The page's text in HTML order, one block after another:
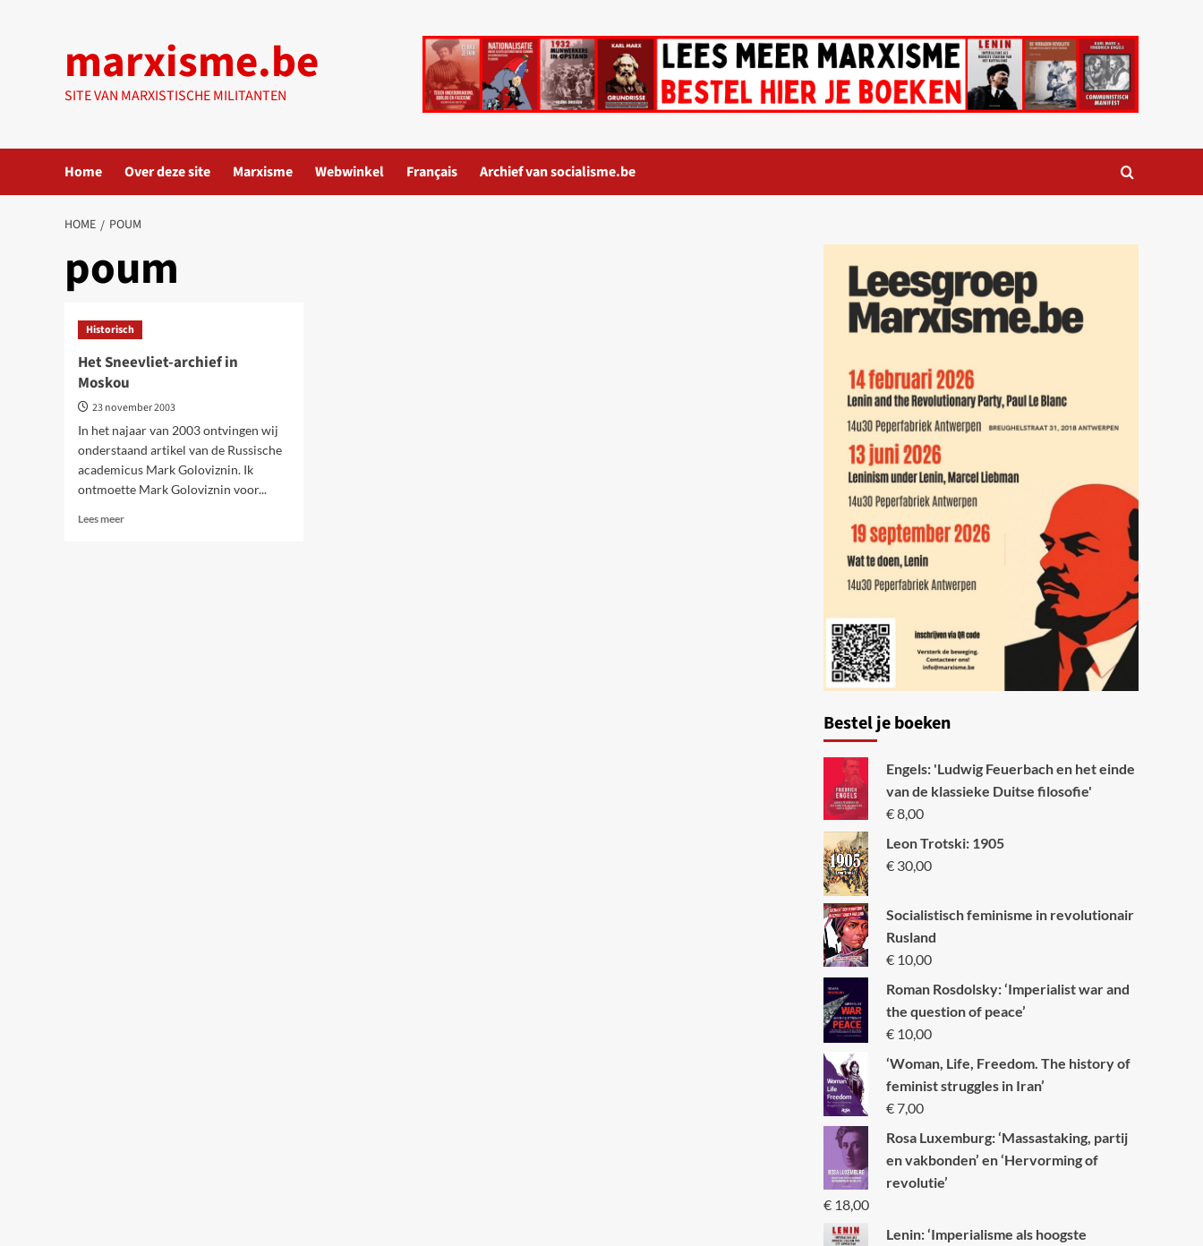
marxisme.be
SITE VAN MARXISTISCHE MILITANTEN
Home Over deze site Marxisme Webwinkel Français Archief van socialisme.be
HOME POUM
poum
Historisch
Het Sneevliet-archief in
Moskou
23 november 2003
In het najaar van 2003 ontvingen wij
onderstaand artikel van de Russische
academicus Mark Goloviznin. Ik
ontmoette Mark Goloviznin voor...
Lees meerLees
Bestel je boeken
Engels: 'Ludwig Feuerbach en het einde
van de klassieke Duitse filosofie'
€8,00
Leon Trotski: 1905
€30,00
Socialistisch feminisme in revolutionair
Rusland
€10,00
Roman Rosdolsky: ‘Imperialist war and
the question of peace’
€10,00
‘Woman, Life, Freedom. The history of
feminist struggles in Iran’
€7,00
Rosa Luxemburg: ‘Massastaking, partij
en vakbonden’ en ‘Hervorming of
revolutie’
€18,00
Lenin: ‘Imperialisme als hoogste